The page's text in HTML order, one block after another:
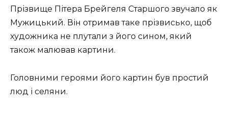
Прізвище Пітера Брейгеля Старшого звучало як
Мужицький. Він отримав таке прізвисько, щоб
художника не плутали з його сином, який
також малював картини.
Головними героями його картин був простий
люд і селяни.